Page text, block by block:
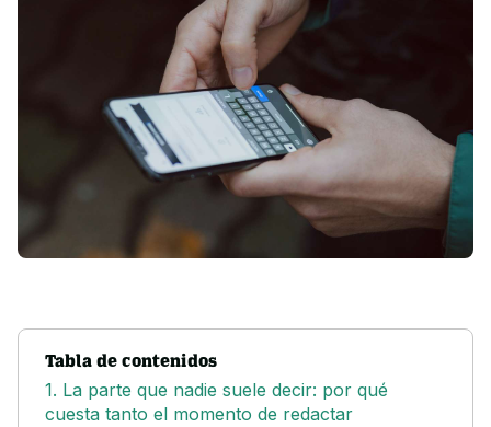
Tabla de contenidos
1. La parte que nadie suele decir: por qué
cuesta tanto el momento de redactar